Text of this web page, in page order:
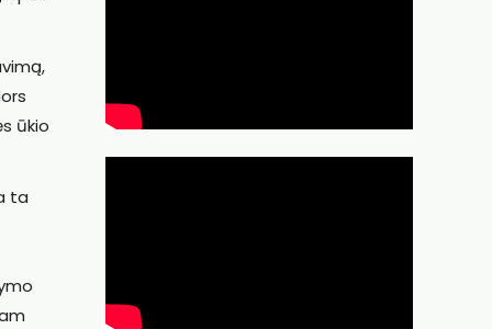
ūkio
ta